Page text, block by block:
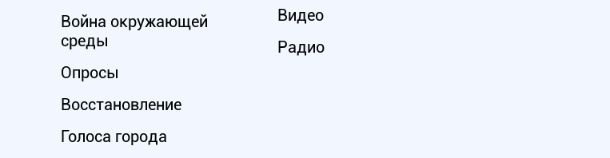
Война окружающей
среды
Опросы
Восстановление
Голоса города
Видео
Радио